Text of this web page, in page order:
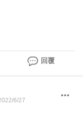
回覆
6/27